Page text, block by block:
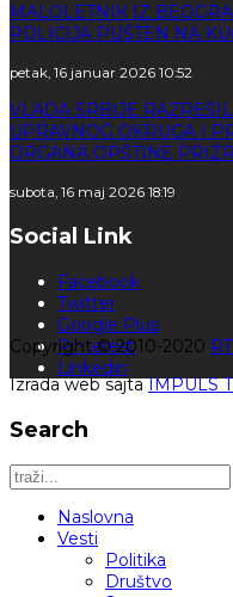
MALOLETNIK IZ
POLICIJA PUŠTEN NA
petak, 16 januar 2026 10:52
VLADA SRBIJE
UPRAVNOG OKRUGA I
ORGANA OPŠTINE
subota, 16 maj 2026 18:19
Social Link
Facebook
Twitter
Google Plus
Pinterest
Linkedin
Copyright © 2010-2020
Izrada web sajtaIMPULS
Search
Naslovna
Vesti
Politika
Društvo